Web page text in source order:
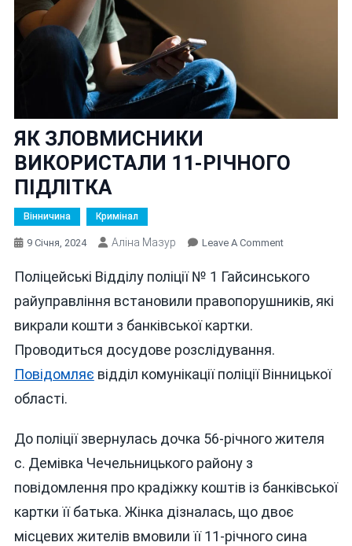
ЯК ЗЛОВМИСНИКИ
ВИКОРИСТАЛИ 11-РІЧНОГО
ПІДЛІТКА
Вінничина Кримінал
9 Січня, 2024 Аліна Мазур Leave A CommentOn
Поліцейські Відділу поліції № 1 Гайсинського
райуправління встановили правопорушників, які
викрали кошти з банківської картки.
Проводиться досудове розслідування.
Повідомляє відділ комунікації поліції Вінницької
області.
До поліції звернулась дочка 56-річного жителя
с. Демівка Чечельницького району з
повідомлення про крадіжку коштів із банківської
картки її батька. Жінка дізналась, що двоє
місцевих жителів вмовили її 11-річного сина